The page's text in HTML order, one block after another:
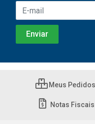
Meus Pedidos
Notas Fiscais